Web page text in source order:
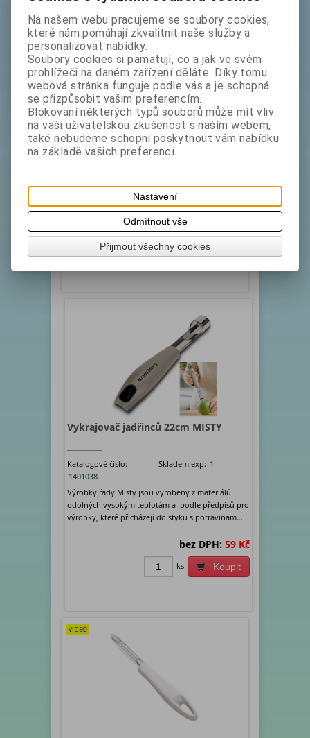
Škrabka BOZ příčná čepel 19 cm
MISTY
Katalogové číslo:
1401024
Skladem exp:1
bez DPH:
Koupit
ks
Vykrajovač jadřinců 22cm MISTY
Katalogové číslo:
1401038
Skladem exp: 1
Výrobky řady Misty jsou vyrobeny z materiálů
odolných vysokým teplotám a podle předpisů pro
výrobky, které přicházejí do styku s potravinam...
bez DPH: 59 Kč
Koupit
ks
VIDEO
Na našem webu pracujeme se soubory cookies,
které nám pomáhají zkvalitnit naše služby a
personalizovat nabídky.
Soubory cookies si pamatují, co a jak ve svém
prohlížeči na daném zařízení děláte. Díky tomu
webová stránka funguje podle vás a je schopná
se přizpůsobit vašim preferencím.
Blokování některých typů souborů může mít vliv
na vaši uživatelskou zkušenost s naším webem,
také nebudeme schopni poskytnout vám nabídku
na základě vašich preferencí.
Nastavení
Odmítnout vše
Přijmout všechny cookies